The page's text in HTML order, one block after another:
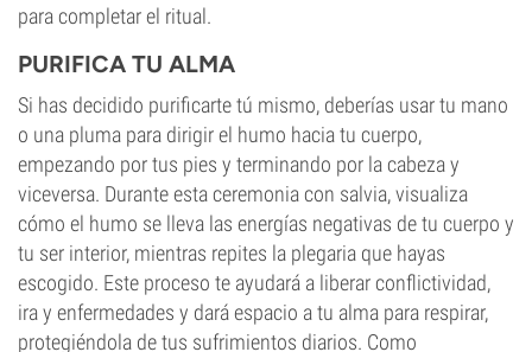
para completar el ritual.
PURIFICA TU ALMA
Si has decidido purificarte tú mismo, deberías usar tu mano
o una pluma para dirigir el humo hacia tu cuerpo,
empezando por tus pies y terminando por la cabeza y
viceversa. Durante esta ceremonia con salvia, visualiza
cómo el humo se lleva las energías negativas de tu cuerpo y
tu ser interior, mientras repites la plegaria que hayas
escogido. Este proceso te ayudará a liberar conflictividad,
ira y enfermedades y dará espacio a tu alma para respirar,
protegiéndola de tus sufrimientos diarios. Como